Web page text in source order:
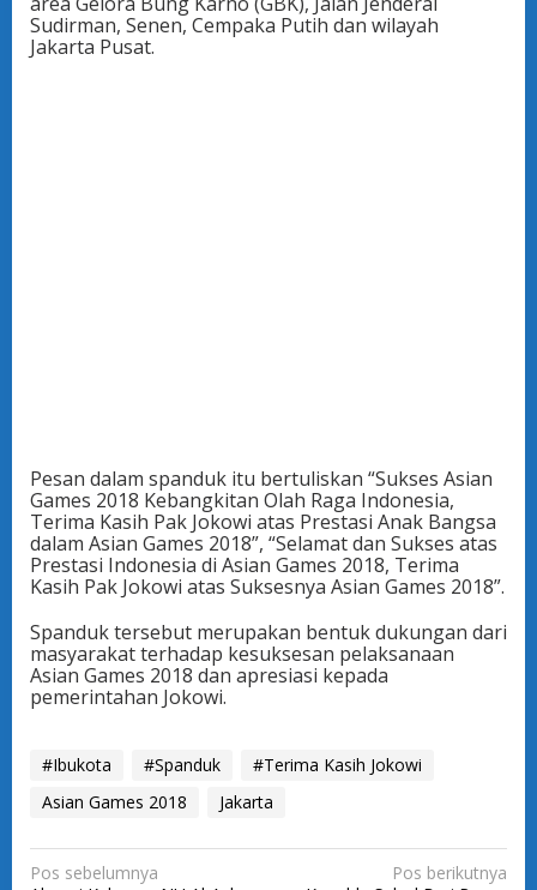
Sudirman, Senen, Cempaka Putih dan wilayah
Jakarta Pusat.
Pesan dalam spanduk itu bertuliskan “Sukses Asian
Games 2018 Kebangkitan Olah Raga Indonesia,
Terima Kasih Pak Jokowi atas Prestasi Anak Bangsa
dalam Asian Games 2018”, “Selamat dan Sukses atas
Prestasi Indonesia di Asian Games 2018, Terima
Kasih Pak Jokowi atas Suksesnya Asian Games 2018”.
Spanduk tersebut merupakan bentuk dukungan dari
masyarakat terhadap kesuksesan pelaksanaan
Asian Games 2018 dan apresiasi kepada
pemerintahan Jokowi.
#Ibukota #Spanduk
#Terima Kasih Jokowi
Asian Games 2018
Jakarta
N
Pos sebelumnya
Pos berikutnya